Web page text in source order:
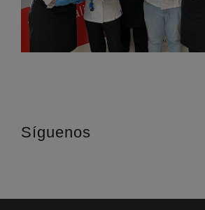
Síguenos